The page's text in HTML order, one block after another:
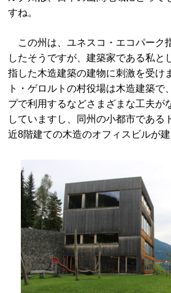
すね。
この州は、ユネスコ・エコパーク
したそうですが、建築家である私と
指した木造建築の建物に刺激を受け
ト・ゲロルトの村役場は木造建築で
プで利用するなどさまざまな工夫が
していますし、同州の小都市である
近8階建ての木造のオフィスビルが